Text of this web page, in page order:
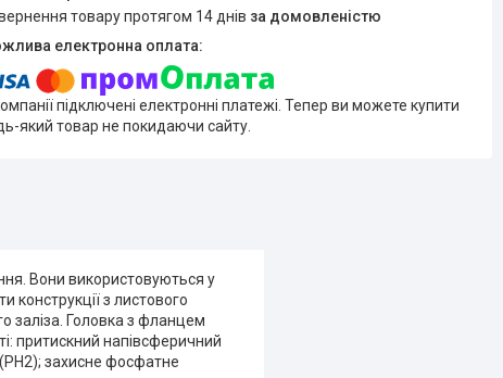
товару протягом 14 днів за домовленістю
підключені електронні платежі. Тепер ви можете купити
який товар не покидаючи сайту.
Вони використовуються у
конструкції з листового
заліза. Головка з фланцем
притискний напівсферичний
захисне фосфатне